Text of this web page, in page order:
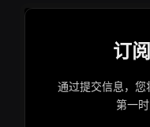
订
通过提交信息，您
第一